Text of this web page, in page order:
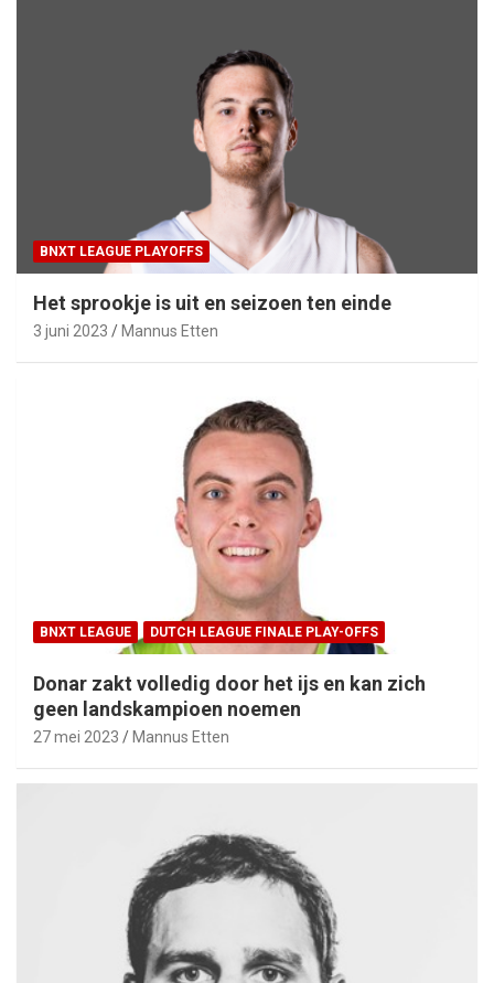
BNXT LEAGUE PLAYOFFS
Het sprookje is uit en seizoen ten einde
3 juni 2023 Mannus Etten
BNXT LEAGUE DUTCH LEAGUE FINALE PLAY-OFFS
Donar zakt volledig door het ijs en kan zich
geen landskampioen noemen
27 mei 2023 Mannus Etten